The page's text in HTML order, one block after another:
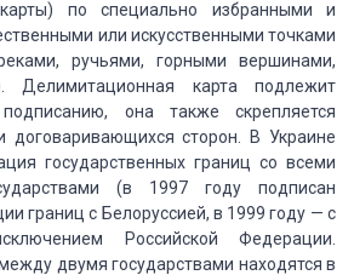
по специально избранными и
или искусственными точками
ручьями, горными вершинами,
Делимитационная карта подлежит
она также скрепляется
договаривающихся сторон.
В Украине
государственных границ со всеми
(в 1997 году подписан
границ с Белоруссией, в 1999 году — с
Российской Федерации.
двумя государствами находятся в